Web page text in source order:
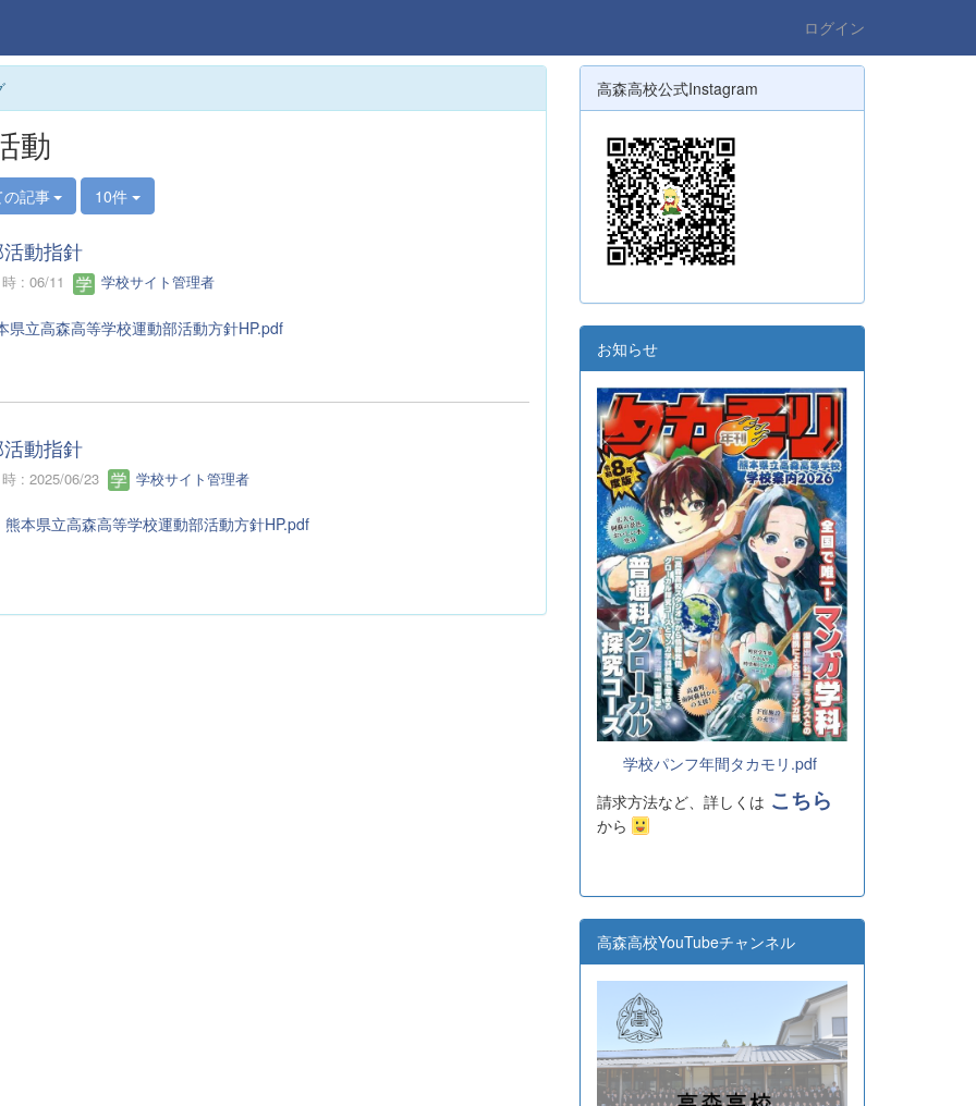
ログイン
動
記事 10件
動指針
: 06/11 学校サイト管理者
県立高森高等学校運動部活動方針HP.pdf
動指針
: 2025/06/23 学校サイト管理者
本県立高森高等学校運動部活動方針HP.pdf
高森高校公式Instagram
お知らせ
学校パンフ年間タカモリ.pdf
請求方法など、詳しくは こちら
から
高森高校YouTubeチャンネル